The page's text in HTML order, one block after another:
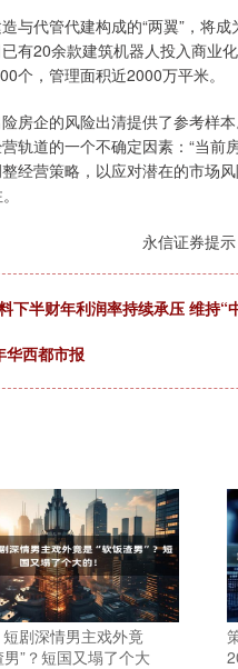
代管代建构成的“两翼”，将成
有20余款建筑机器人投入商业
个，管理面积近2000万平米。
企的风险出清提供了参考样
轨道的一个不确定因素：“当前
经营策略，以应对潜在的市场
永信证券提
下半财年利润率持续承压 维持“
华西都市报
剧深情男主戏外竟
男”？短国又塌了个大